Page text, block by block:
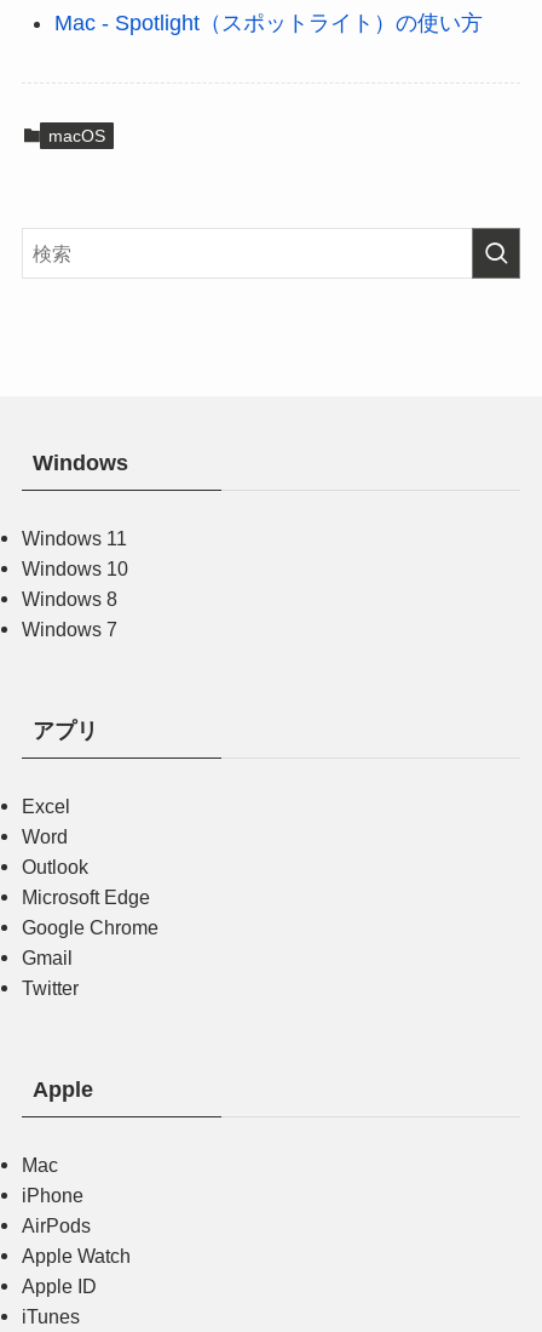
Mac - Spotlight（スポットライト）の使い方
macOS
Windows
Windows 11
Windows 10
Windows 8
Windows 7
アプリ
Excel
Word
Outlook
Microsoft Edge
Google Chrome
Gmail
Twitter
Apple
Mac
iPhone
AirPods
Apple Watch
Apple ID
iTunes